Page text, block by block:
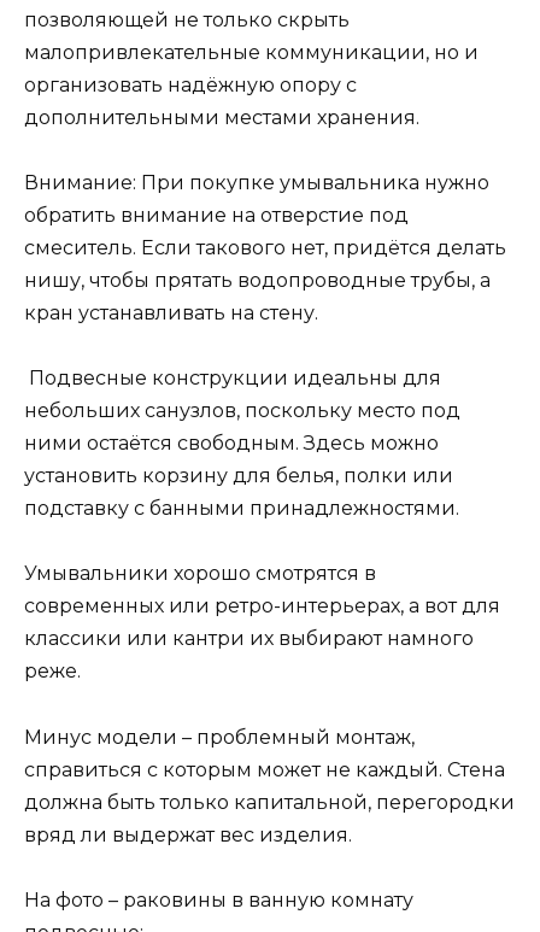
позволяющей не только скрыть
малопривлекательные коммуникации, но и
организовать надёжную опору с
дополнительными местами хранения.
Внимание: При покупке умывальника нужно
обратить внимание на отверстие под
смеситель. Если такового нет, придётся делать
нишу, чтобы прятать водопроводные трубы, а
кран устанавливать на стену.
Подвесные конструкции идеальны для
небольших санузлов, поскольку место под
ними остаётся свободным. Здесь можно
установить корзину для белья, полки или
подставку с банными принадлежностями.
Умывальники хорошо смотрятся в
современных или ретро-интерьерах, а вот для
классики или кантри их выбирают намного
реже.
Минус модели – проблемный монтаж,
справиться с которым может не каждый. Стена
должна быть только капитальной, перегородки
вряд ли выдержат вес изделия.
На фото – раковины в ванную комнату